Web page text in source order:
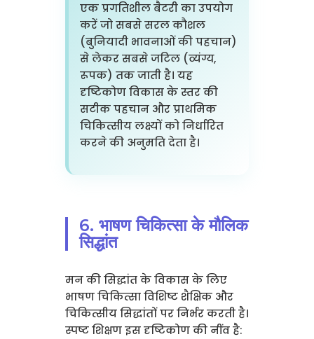
एक प्रगतिशील बैटरी का उपयोग
करें जो सबसे सरल कौशल
(बुनियादी भावनाओं की पहचान)
से लेकर सबसे जटिल (व्यंग्य,
रूपक) तक जाती है। यह
दृष्टिकोण विकास के स्तर की
सटीक पहचान और प्राथमिक
चिकित्सीय लक्ष्यों को निर्धारित
करने की अनुमति देता है।
6. भाषण चिकित्सा के मौलिक
सिद्धांत
मन की सिद्धांत के विकास के लिए
भाषण चिकित्सा विशिष्ट शैक्षिक और
चिकित्सीय सिद्धांतों पर निर्भर करती है।
स्पष्ट शिक्षण इस दृष्टिकोण की नींव है: